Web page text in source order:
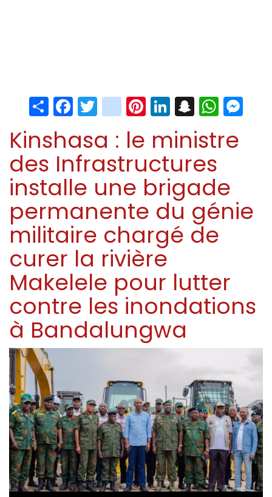
ShareFacebook
Twitter
instagram
Pinterest
LinkedIn
Snapchat
Kinshasa : le ministre
des Infrastructures
installe une brigade
permanente du génie
militaire chargé de
curer la rivière
Makelele pour lutter
contre les inondations
à Bandalungwa